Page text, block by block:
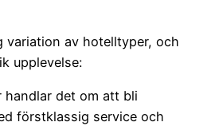
variation av hotelltyper, och
upplevelse:
handlar det om att bli
förstklassig service och